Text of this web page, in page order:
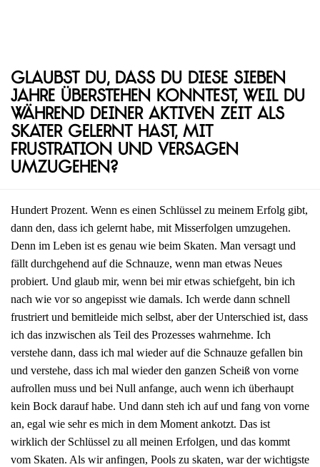
Glaubst du, dass du diese sieben
Jahre überstehen konntest, weil du
während deiner aktiven Zeit als
Skater gelernt hast, mit
Frustration und Versagen
umzugehen?
Hundert Prozent. Wenn es einen Schlüssel zu meinem Erfolg gibt,
dann den, dass ich gelernt habe, mit Misserfolgen umzugehen.
Denn im Leben ist es genau wie beim Skaten. Man versagt und
fällt durchgehend auf die Schnauze, wenn man etwas Neues
probiert. Und glaub mir, wenn bei mir etwas schiefgeht, bin ich
nach wie vor so angepisst wie damals. Ich werde dann schnell
frustriert und bemitleide mich selbst, aber der Unterschied ist, dass
ich das inzwischen als Teil des Prozesses wahrnehme. Ich
verstehe dann, dass ich mal wieder auf die Schnauze gefallen bin
und verstehe, dass ich mal wieder den ganzen Scheiß von vorne
aufrollen muss und bei Null anfange, auch wenn ich überhaupt
kein Bock darauf habe. Und dann steh ich auf und fang von vorne
an, egal wie sehr es mich in dem Moment ankotzt. Das ist
wirklich der Schlüssel zu all meinen Erfolgen, und das kommt
vom Skaten. Als wir anfingen, Pools zu skaten, war der wichtigste